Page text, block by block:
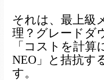
それは、最上級
理？グレードダ
「コストを計
NEO」と拮抗す
す。